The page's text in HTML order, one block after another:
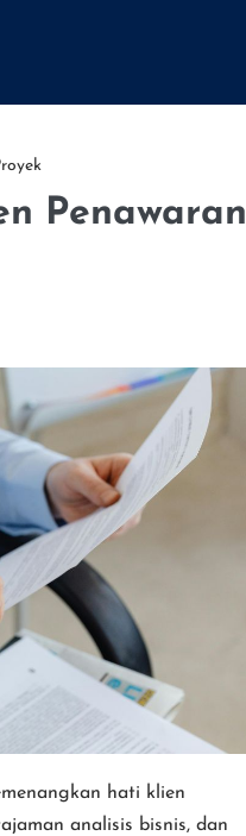
Penawaran
hati klien
analisis bisnis, dan